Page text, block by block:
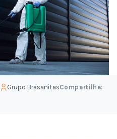
Grupo BrasanitasCompartilhe: